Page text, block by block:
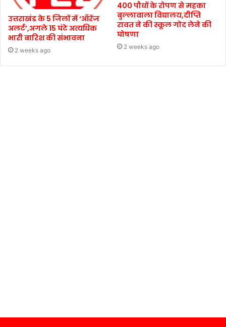
उत्तराखंड के 5 जिलों में ‘ऑरेंज
अलर्ट’,अगले 15 घंटे अत्यधिक
भारी बारिश की संभावना
2 weeks ago
400 पौधों के रोपण से महका
बुल्लावाला विद्यालय,दीप्ति
रावत ने की स्कूल गोद लेने की
घोषणा
2 weeks ago